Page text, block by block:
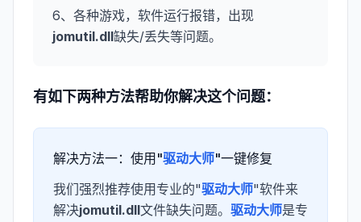
6、各种游戏，软件运行报错，出现
jomutil.dll缺失/丢失等问题。
有如下两种方法帮助你解决这个问题：
解决方法一：使用"驱动大师"一键修复
我们强烈推荐使用专业的"驱动大师"软件来
解决jomutil.dll文件缺失问题。 驱动大师是专